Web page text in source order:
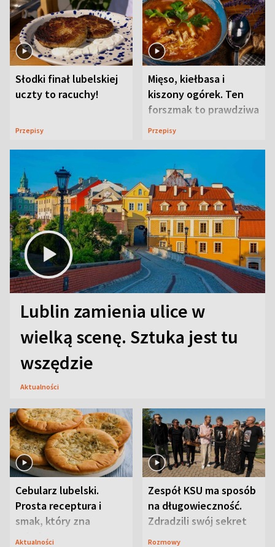
Słodki finał lubelskiej
uczty to racuchy!
Przepisy
Mięso, kiełbasa i
kiszony ogórek. Ten
forszmak to prawdziwa
uczta
Przepisy
Lublin zamienia ulice w
wielką scenę. Sztuka jest tu
wszędzie
Aktualności
Cebularz lubelski.
Prosta receptura i
smak, który zna
Lubelszczyzna
Aktualności
Zespół KSU ma sposób
na długowieczność.
Zdradzili swój sekret
Rozmowy